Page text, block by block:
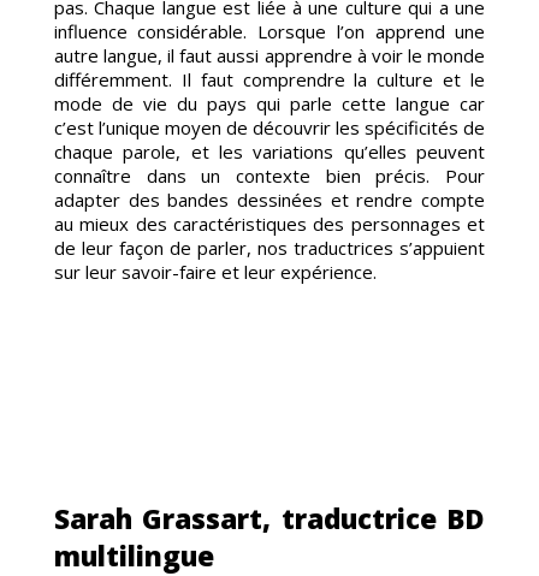
pas. Chaque langue est liée à une culture qui a une
influence considérable. Lorsque l’on apprend une
autre langue, il faut aussi apprendre à voir le monde
différemment. Il faut comprendre la culture et le
mode de vie du pays qui parle cette langue car
c’est l’unique moyen de découvrir les spécificités de
chaque parole, et les variations qu’elles peuvent
connaître dans un contexte bien précis. Pour
adapter des bandes dessinées et rendre compte
au mieux des caractéristiques des personnages et
de leur façon de parler, nos traductrices s’appuient
sur leur savoir-faire et leur expérience.
Sarah Grassart, traductrice BD
multilingue